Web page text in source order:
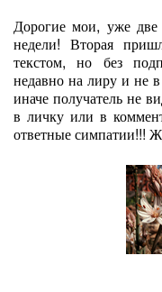
Дорогие мои, уже две
недели! Вторая
текстом, но без
недавно на лиру и не
иначе получатель не
в личку или в
ответные